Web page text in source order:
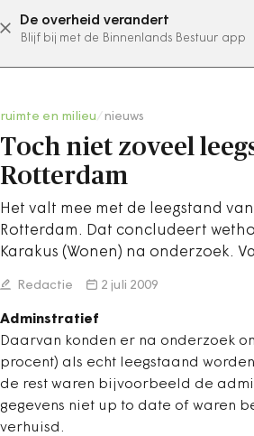
De overheid verandert
Blijf bij met de Binnenlands Bestuur app
abonneer nu
ruimte en milieu nieuws
Toch niet zoveel
Rotterdam
Het valt mee met de leegstand
Rotterdam. Dat concludeert
Karakus (Wonen) na onderzoek.
Redactie 2 juli 2009
Adminstratief
Daarvan konden er na onderzoek
procent) als echt leegstaand
de rest waren bijvoorbeeld de
gegevens niet up to date of waren
verhuisd.